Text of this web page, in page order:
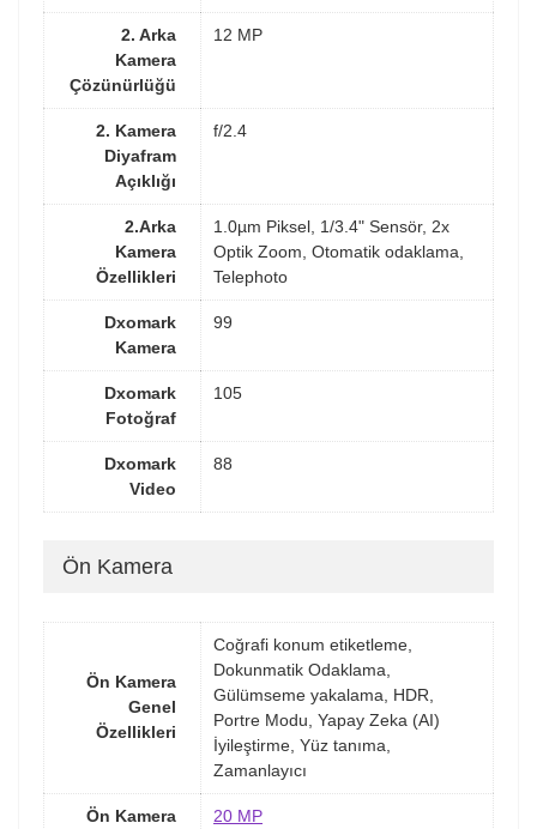
2. Arka
Kamera
Çözünürlüğü
12 MP
2. Kamera
Diyafram
Açıklığı
f/2.4
2.Arka
Kamera
Özellikleri
1.0µm Piksel, 1/3.4" Sensör, 2x
Optik Zoom, Otomatik odaklama,
Telephoto
Dxomark
Kamera
99
Dxomark
Fotoğraf
105
Dxomark
Video
88
Ön Kamera
Ön Kamera
Genel
Özellikleri
Coğrafi konum etiketleme,
Dokunmatik Odaklama,
Gülümseme yakalama, HDR,
Portre Modu, Yapay Zeka (AI)
İyileştirme, Yüz tanıma,
Zamanlayıcı
Ön Kamera
20 MP